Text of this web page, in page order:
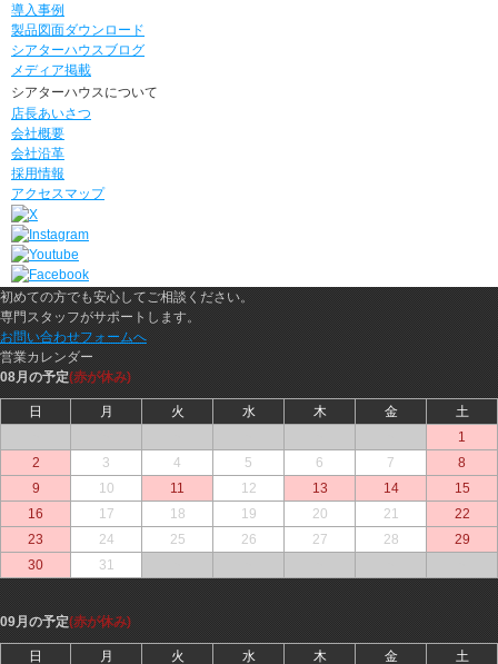
導入事例
製品図面ダウンロード
シアターハウスブログ
メディア掲載
シアターハウスについて
店長あいさつ
会社概要
会社沿革
採用情報
アクセスマップ
初めての方でも安心してご相談ください。
専門スタッフがサポートします。
お問い合わせフォームへ
営業カレンダー
08月の予定(赤が休み)
日 月 火 水 木 金
土
1
2
3 4 5 6 7
8
9
10 11 12 13 14
15
16
17 18 19 20 21
22
23
24 25 26 27 28
29
30
31
09月の予定(赤が休み)
日 月 火 水 木 金 土